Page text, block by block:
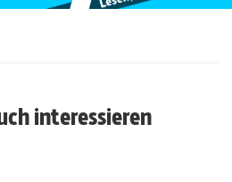
interessieren